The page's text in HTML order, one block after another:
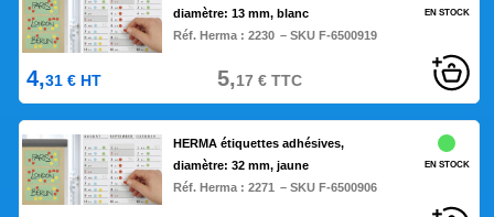
diamètre: 13 mm, blanc
Réf. Herma :2230 – SKU F-6500919
EN STOCK
4,31 € HT 5,17 €TTC
HERMA étiquettes adhésives,
diamètre: 32 mm, jaune
Réf. Herma :2271 – SKU F-6500906
EN STOCK